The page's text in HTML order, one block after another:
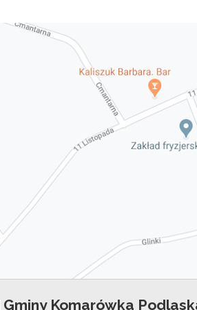
Gminy Komarówka